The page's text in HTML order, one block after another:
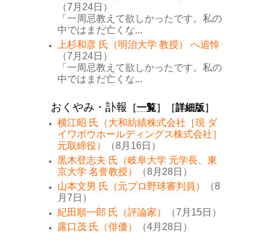
（7月24日）
「一周忌教えて欲しかったです。私の
中ではまだ亡くな...
上杉和彦 氏（明治大学 教授） へ追悼
（7月24日）
「一周忌教えて欲しかったです。私の
中ではまだ亡くな...
おくやみ・訃報 ［一覧］［詳細版］
横江昭 氏（大和紡績株式会社［現 ダ
イワボウホールディングス株式会社］
元取締役）
（8月16日）
黒木登志夫 氏（岐阜大学 元学長、東
京大学 名誉教授）
（8月28日）
山本文男 氏（元プロ野球審判員）
（8
月7日）
紀田順一郎 氏（評論家）
（7月15日）
露口茂 氏（俳優）
（4月28日）